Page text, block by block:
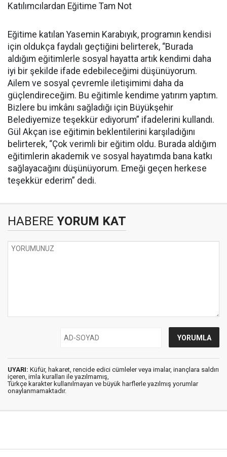
Katılımcılardan Eğitime Tam Not
Eğitime katılan Yasemin Karabıyık, programın kendisi
için oldukça faydalı geçtiğini belirterek, “Burada
aldığım eğitimlerle sosyal hayatta artık kendimi daha
iyi bir şekilde ifade edebileceğimi düşünüyorum.
Ailem ve sosyal çevremle iletişimimi daha da
güçlendireceğim. Bu eğitimle kendime yatırım yaptım.
Bizlere bu imkânı sağladığı için Büyükşehir
Belediyemize teşekkür ediyorum” ifadelerini kullandı.
Gül Akçan ise eğitimin beklentilerini karşıladığını
belirterek, “Çok verimli bir eğitim oldu. Burada aldığım
eğitimlerin akademik ve sosyal hayatımda bana katkı
sağlayacağını düşünüyorum. Emeği geçen herkese
teşekkür ederim” dedi.
HABERE YORUM KAT
UYARI: Küfür, hakaret, rencide edici cümleler veya imalar, inançlara saldırı
içeren, imla kuralları ile yazılmamış,
Türkçe karakter kullanılmayan ve büyük harflerle yazılmış yorumlar
onaylanmamaktadır.